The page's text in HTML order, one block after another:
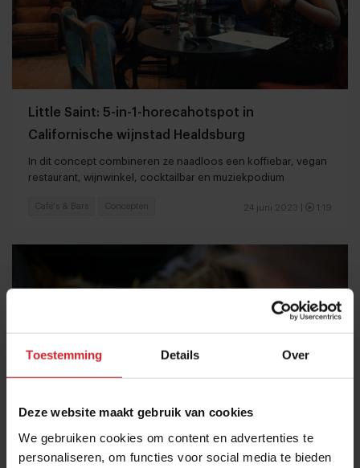
Toestemming Details Over
Deze website maakt gebruik van cookies
We gebruiken cookies om content en advertenties te
personaliseren, om functies voor social media te bieden
Little Saint: 5-in-1-horecahotspot in
Californische wijnstad Healdsburg
In dit concept combineren ze naadloos een koffiebar, vegan
restaurant, wijnwinkel, cocktailbar en muziekpodium
24 juni 2023 1:19
Café's & Bars Concepten